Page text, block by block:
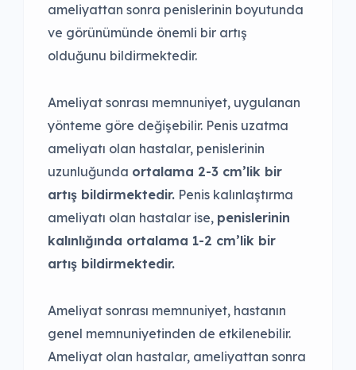
ameliyattan sonra penislerinin boyutunda
ve görünümünde önemli bir artış
olduğunu bildirmektedir.
Ameliyat sonrası memnuniyet, uygulanan
yönteme göre değişebilir. Penis uzatma
ameliyatı olan hastalar, penislerinin
uzunluğunda ortalama 2-3 cm’lik bir
artış bildirmektedir. Penis kalınlaştırma
ameliyatı olan hastalar ise, penislerinin
kalınlığında ortalama 1-2 cm’lik bir
artış bildirmektedir.
Ameliyat sonrası memnuniyet, hastanın
genel memnuniyetinden de etkilenebilir.
Ameliyat olan hastalar, ameliyattan sonra